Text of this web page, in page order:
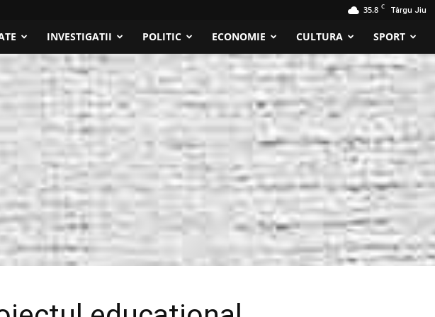
35.8 C Târgu Jiu
INVESTIGATII POLITIC ECONOMIE CULTURA SPORT